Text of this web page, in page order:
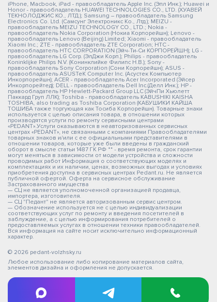
iPhone, Macbook, iPad - правообладатель Apple Inc. (Эпл Инк.); Huawei и
Honor - правообладатель HUAWEI TECHNOLOGIES CO., LTD. (ХУАВЕЙ
ТЕКНОЛОДЖИС КО., ЛТД.); Samsung – правообладатель Samsung
Electronics Co. Ltd. (Самсунг Электроникс Ко., Лтд.); MEIZU -
правообладатель MEIZU TECHNOLOGY CO., LTD.; Nokia -
правообладатель Nokia Corporation (Нокиа Корпорейшн); Lenovo -
правообладатель Lenovo (Beijing) Limited; Xiaomi - правообладатель
Xiaomi Inc.; ZTE - правообладатель ZTE Corporation; HTC -
правообладатель HTC CORPORATION (Эйч-Ти-Си КОРПОРЕЙШН); LG -
правообладатель LG Corp. (ЭлДжи Корп.); Philips - правообладатель
Koninklijke Philips N.V. (Конинклийке Филипс Н.В.); Sony -
правообладатель Sony Corporation (Сони Корпорейшн); ASUS -
правообладатель ASUSTeK Computer Inc. (Асустек Компьютер
Инкорпорейшн); ACER - правообладатель Acer Incorporated (Эйсер
Инкорпорейтед); DELL - правообладатель Dell Inc.(Делл Инк.); HP -
правообладатель HP Hewlett-Packard Group LLC (ЭйчПи Хьюлетт
Паккард Груп ЛЛК); Toshiba - правообладатель KABUSHIKI KAISHA
TOSHIBA, also trading as Toshiba Corporation (КАБУШИКИ КАЙША
ТОШИБА также торгующая как Тосиба Корпорейшн). Товарные знаки
используется с целью описания товара, в отношении которых
производятся услуги по ремонту сервисными центрами
«PEDANT».Услуги оказываются в неавторизованных сервисных
центрах «PEDANT», не связанными с компаниями Правообладателями
товарных знаков и/или с ее официальными представителями в
отношении товаров, которые уже были введены в гражданский
оборот в смысле статьи 1487 ГК РФ ** - время ремонта, срок гарантии
могут меняться в зависимости от модели устройства и сложности
проводимых работ Информация о соответствующих моделях и
комплектациях и их наличии, ценах, возможных выгодах и условиях
приобретения доступна в сервисных центрах Pedant.ru. Не является
публичной офертой. Оферта на сервисное обслуживание
Застрахованного имущества
— СЦ не является уполномоченной организацией продавца,
импортера, изготовителя.
— СЦ "Педант" не является авторизованным сервис центром.
— Обозначение используется не с целью индивидуализации
соответствующих услуг по ремонту и введения посетителей в
заблуждение, а с целью информирования потребителей о
предоставляемых услугах в отношении техники правообладателей.
Вся информация на сайте носит исключительно информационный
характер.
© 2026 pedant-volzhsky.ru
Любое использование либо копирование материалов сайта,
элементов дизайна и оформления не допускается.